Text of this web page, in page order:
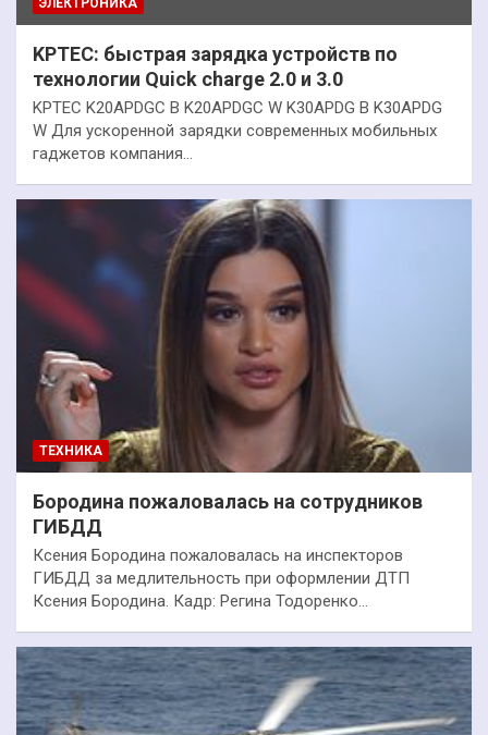
ЭЛЕКТРОНИКА
KPTEC: быстрая зарядка устройств по
технологии Quick charge 2.0 и 3.0
KPTEC K20APDGC B K20APDGC W K30APDG B K30APDG
W Для ускоренной зарядки современных мобильных
гаджетов компания…
ТЕХНИКА
Бородина пожаловалась на сотрудников
ГИБДД
Ксения Бородина пожаловалась на инспекторов
ГИБДД за медлительность при оформлении ДТП
Ксения Бородина. Кадр: Регина Тодоренко…